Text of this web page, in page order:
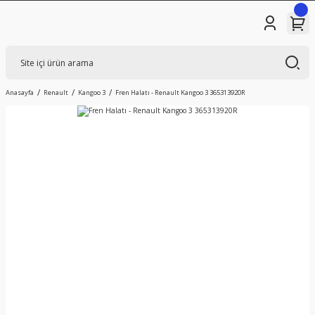
Anasayfa Renault Kangoo 3 Fren Halatı - Renault Kangoo 3 365313920R